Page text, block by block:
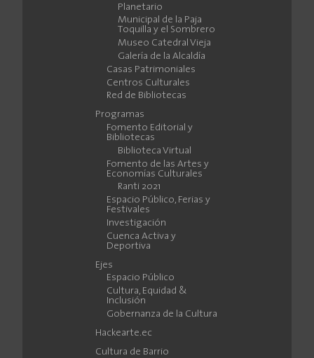
Planetario
Municipal de la Paja
Toquilla y el Sombrero
Museo Catedral Vieja
Galería de la Alcaldía
Casas Patrimoniales
Centros Culturales
Red de Bibliotecas
Programas
Fomento Editorial y
Bibliotecas
Biblioteca Virtual
Fomento de las Artes y
Economías Culturales
Ranti 2021
Espacio Público, Ferias y
Festivales
Investigación
Cuenca Activa y
Deportiva
Ejes
Espacio Público
Cultura, Equidad &
Inclusión
Gobernanza de la Cultura
Hackearte.ec
Cultura de Barrio